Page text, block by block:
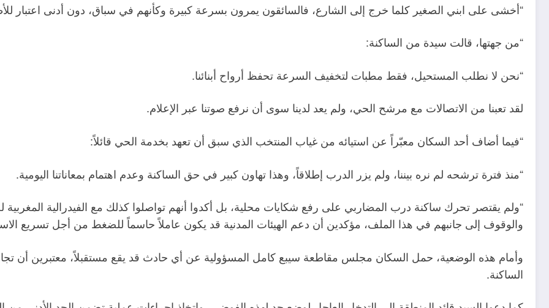
“أخشى على ابني الصغير كلما خرج إلى الشارع، فالسائقون يمرون بسرعة كبيرة وكأنهم في سباق، دون أدنى اعتبار
“من جهتها، قالت سيدة من الساكنة:
“نحن لا نطلب المستحيل، فقط مطبات لتخفيف السرعة تحفظ أرواح أبنائنا.
لقد تعبنا من الاتصالات مع مرشح الحي، ولم يعد لدينا سوى أن نرفع صوتنا عبر الإعلام.
“فيما أضاف أحد السكان معبّراً عن استيائه من غياب المنتخب الذي سبق أن تعهد بخدمة الحي قائلاً:
“منذ فترة ترشحه لم نره بيننا، ولم يزر الدرب إطلاقاً، وهذا تهاون كبير في حق الساكنة وعدم اهتمام بمعاناتنا اليومية.
“ولم يقتصر تحرك ساكنة درب المضاربي على رفع شكايات محلية، بل أكدوا أنهم تواصلوا كذلك مع الفيدرالية
والوقوف إلى جانبهم في هذا الملف، مؤكدين أن دعم الهيئات المدنية قد يكون عاملاً حاسماً للضغط من أجل تسريع
وأمام هذه الوضعية، حمل السكان مجلس مقاطعة سيبع كامل المسؤولية عن أي حادث قد يقع مستقبلاً، معتبرين أن
الساكنة.